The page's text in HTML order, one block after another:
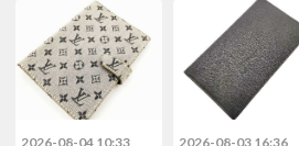
2026-08-04 10:33 2026-08-03 16:36